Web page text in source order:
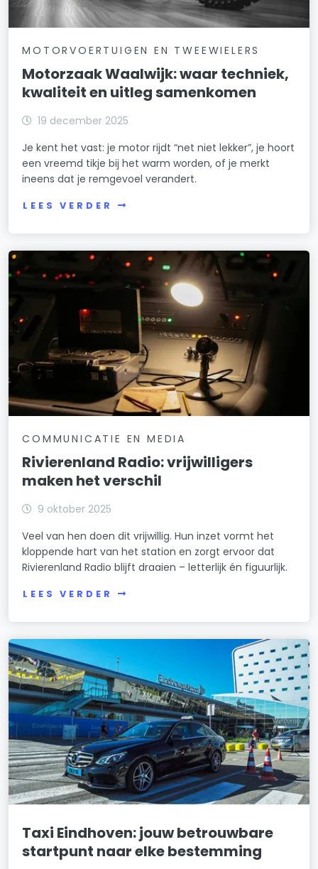
MOTORVOERTUIGEN EN TWEEWIELERS
Motorzaak Waalwijk: waar techniek,
kwaliteit en uitleg samenkomen
19 december 2025
Je kent het vast: je motor rijdt “net niet lekker”, je hoort
een vreemd tikje bij het warm worden, of je merkt
ineens dat je remgevoel verandert.
LEES VERDER
COMMUNICATIE EN MEDIA
Rivierenland Radio: vrijwilligers
maken het verschil
9 oktober 2025
Veel van hen doen dit vrijwillig. Hun inzet vormt het
kloppende hart van het station en zorgt ervoor dat
Rivierenland Radio blijft draaien – letterlijk én figuurlijk.
LEES VERDER
Taxi Eindhoven: jouw betrouwbare
startpunt naar elke bestemming